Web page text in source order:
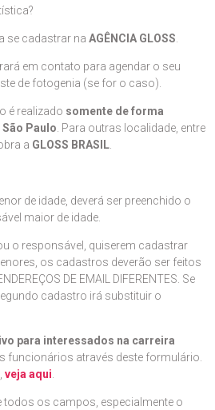
se cadastrar na AGÊNCIA GLOSS
em contato para agendar o seu
de fotogenia (se for o caso).
é realizado somente de forma
Paulo . Para outras localidade, entre
a GLOSS BRASIL
de idade, deverá ser preenchido o
maior de idade.
o responsável, quiserem cadastrar
os cadastros deverão ser feitos
DE EMAIL DIFERENTES. Se
cadastro irá substituir o
para interessados na carreira
funcionários através deste formulário.
veja aqui
todos os campos, especialmente o